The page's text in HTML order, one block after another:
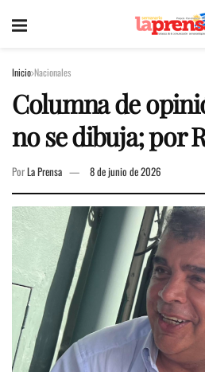
Inicio Nacionales
Columna de
no se dibuja; por
PorLa Prensa 8 de junio de 2026